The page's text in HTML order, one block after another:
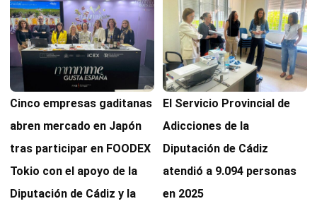
Cinco empresas gaditanas
abren mercado en Japón
tras participar en FOODEX
Tokio con el apoyo de la
Diputación de Cádiz y la
El Servicio Provincial de
Adicciones de la
Diputación de Cádiz
atendió a 9.094 personas
en 2025